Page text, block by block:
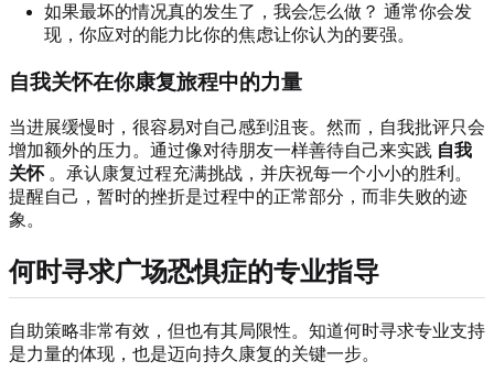
如果最坏的情况真的发生了，我会怎么做？ 通常你会发
现，你应对的能力比你的焦虑让你认为的要强。
自我关怀在你康复旅程中的力量
当进展缓慢时，很容易对自己感到沮丧。然而，自我批评只会
增加额外的压力。通过像对待朋友一样善待自己来实践 自我
关怀。承认康复过程充满挑战，并庆祝每一个小小的胜利。
提醒自己，暂时的挫折是过程中的正常部分，而非失败的迹
象。
何时寻求广场恐惧症的专业指导
自助策略非常有效，但也有其局限性。知道何时寻求专业支持
是力量的体现，也是迈向持久康复的关键一步。